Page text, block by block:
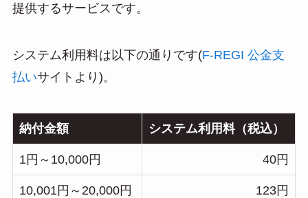
提供するサービスです。
システム利用料は以下の通りです(F-REGI 公金支
払いサイトより)。
納付金額 システム利用料（税込）
1円～10,000円 40円
10,001円～20,000円 123円